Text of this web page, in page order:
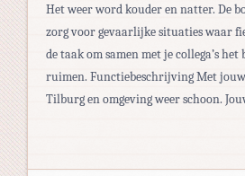
Het weer word kouder en natter. De
zorg voor gevaarlijke situaties waar
de taak om samen met je collega’s
ruimen. Functiebeschrijving Met
Tilburg en omgeving weer schoon.